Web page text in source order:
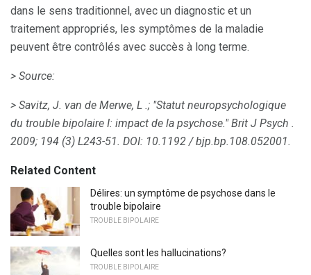
dans le sens traditionnel, avec un diagnostic et un
traitement appropriés, les symptômes de la maladie
peuvent être contrôlés avec succès à long terme.
> Source:
> Savitz, J. van de Merwe, L .; "Statut neuropsychologique
du trouble bipolaire I: impact de la psychose." Brit J Psych .
2009; 194 (3) L243-51. DOI: 10.1192 / bjp.bp.108.052001.
Related Content
Délires: un symptôme de psychose dans le
trouble bipolaire
TROUBLE BIPOLAIRE
Quelles sont les hallucinations?
TROUBLE BIPOLAIRE